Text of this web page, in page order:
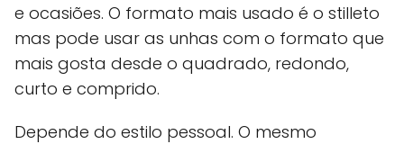
e ocasiões. O formato mais usado é o stilleto
mas pode usar as unhas com o formato que
mais gosta desde o quadrado, redondo,
curto e comprido.
Depende do estilo pessoal. O mesmo